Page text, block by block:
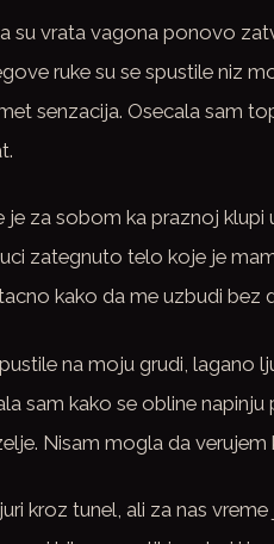
su vrata vagona ponovo
ruke su se spustile niz
senzacija. Osecala sam
je za sobom ka praznoj klupi
zategnuto telo koje je
kako da me uzbudi bez
na moju grudi, lagano
sam kako se obline
Nisam mogla da
kroz tunel, ali za nas